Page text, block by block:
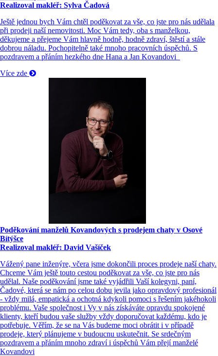
Realizoval makléř: Sylva Čadová
Ještě jednou bych Vám chtěl poděkovat za vše, co jste pro nás udělala
při prodeji naší nemovitosti. Moc Vám tedy, oba s manželkou,
děkujeme a přejeme Vám hlavně hodně, hodně zdraví, štěstí a stále
dobrou náladu. Pochopitelně také mnoho pracovních úspěchů. S
pozdravem a přáním hezkého dne Hana a Jan Kovandovi
Více zde
Poděkování manželů Kovandových s prodejem chaty v Osové
Bítýšce
Realizoval makléř: David Vašíček
Vážený pane inženýre, včera jsme dokončili proces prodeje naší chaty.
Chceme Vám ještě touto cestou poděkovat za vše, co jste pro nás
udělal. Naše poděkování jsme také vyjádřili Vaší kolegyni, paní,
Čadové, která se nám po celou dobu jevila jako opravdový profesionál
- vždy milá, empatická a ochotná kdykoli pomoci s řešením jakéhokoli
problému. Vaše společnost i Vy v nás získáváte opravdu spokojené
klienty, kteří budou vaše služby vždy doporučovat každému, kdo je
potřebuje. Věřím, že se na Vás budeme moci obrátit i v případě
prodeje, který plánujeme v budoucnu uskutečnit. Se srdečným
pozdravem a přáním mnoho zdraví i úspěchů Vám přejí manželé
Kovandovi